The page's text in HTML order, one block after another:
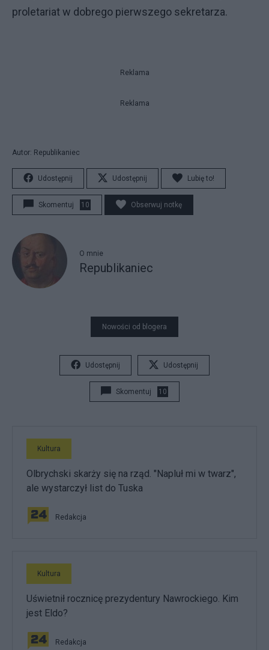
proletariat w dobrego pierwszego sekretarza.
Reklama
Reklama
Autor: Republikaniec
Udostępnij Udostępnij Lubię to!
Skomentuj 10 Obserwuj notkę
O mnie
Republikaniec
Nowości od blogera
Udostępnij Udostępnij
Skomentuj 10
Kultura
Olbrychski skarży się na rząd. "Napluł mi w twarz",
ale wystarczył list do Tuska
Redakcja
Kultura
Uświetnił rocznicę prezydentury Nawrockiego. Kim
jest Eldo?
Redakcja